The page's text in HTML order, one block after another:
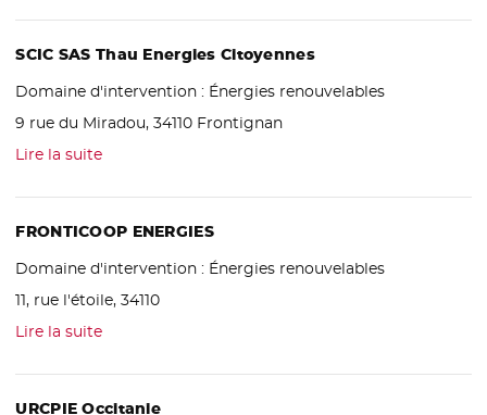
SCIC SAS Thau Energies Citoyennes
Domaine d'intervention : Énergies renouvelables
9 rue du Miradou, 34110 Frontignan
Lire la suite
FRONTICOOP ENERGIES
Domaine d'intervention : Énergies renouvelables
11, rue l'étoile, 34110
Lire la suite
URCPIE Occitanie